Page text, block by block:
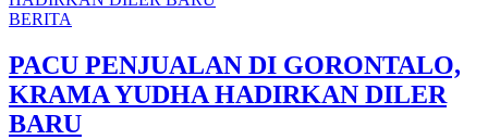
BERITA
PACU PENJUALAN DI GORONTALO,
KRAMA YUDHA HADIRKAN DILER
BARU